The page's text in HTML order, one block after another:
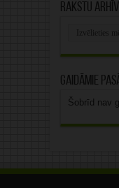
Rakstu
Gaidāmie
Šobrīd nav